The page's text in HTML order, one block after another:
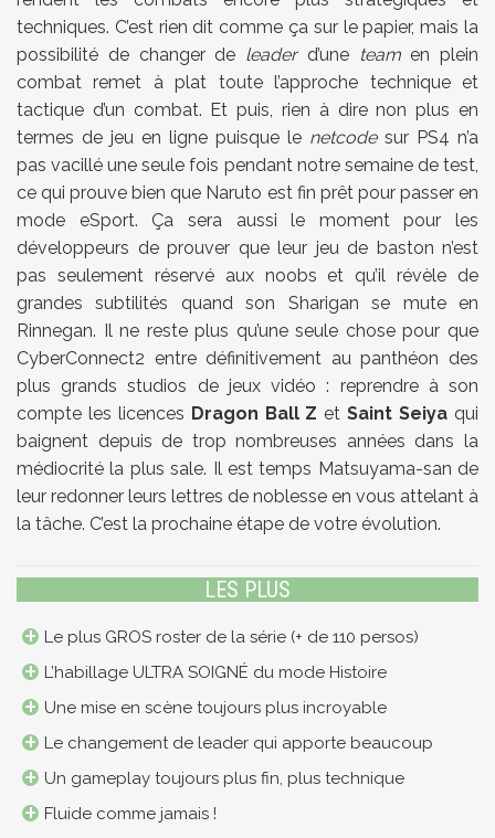
techniques. C’est rien dit comme ça sur le papier, mais la
possibilité de changer de leaderd’une teamen plein
combat remet à plat toute l’approche technique et
tactique d’un combat. Et puis, rien à dire non plus en
termes de jeu en ligne puisque le netcodesur PS4 n’a
pas vacillé une seule fois pendant notre semaine de test,
ce qui prouve bien que Naruto est fin prêt pour passer en
mode eSport. Ça sera aussi le moment pour les
développeurs de prouver que leur jeu de baston n’est
pas seulement réservé aux noobs et qu’il révèle de
grandes subtilités quand son Sharigan se mute en
Rinnegan. Il ne reste plus qu’une seule chose pour que
CyberConnect2 entre définitivement au panthéon des
plus grands studios de jeux vidéo : reprendre à son
compte les licences Dragon Ball Z etSaint Seiya qui
baignent depuis de trop nombreuses années dans la
médiocrité la plus sale. Il est temps Matsuyama-san de
leur redonner leurs lettres de noblesse en vous attelant à
la tâche. C’est la prochaine étape de votre évolution.
LES PLUS
Le plus GROS roster de la série (+ de 110 persos)
L’habillage ULTRA SOIGNÉ du mode Histoire
Une mise en scène toujours plus incroyable
Le changement de leader qui apporte beaucoup
Un gameplay toujours plus fin, plus technique
Fluide comme jamais !